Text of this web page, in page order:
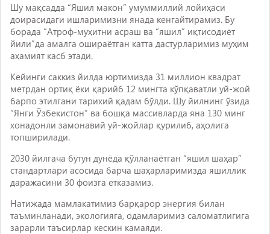
Шу мақсадда “Яшил макон” умуммиллий лойиҳаси
доирасидаги ишларимизни янада кенгайтирамиз. Бу
борада “Атроф-муҳитни асраш ва “яшил” иқтисодиёт
йили”да амалга ошираётган катта дастурларимиз муҳим
аҳамият касб этади.
Кейинги саккиз йилда юртимизда 31 миллион квадрат
метрдан ортиқ ёки қарийб 12 мингта кўпқаватли уй-жой
барпо этилгани тарихий қадам бўлди. Шу йилнинг ўзида
“Янги Ўзбекистон” ва бошқа массивларда яна 130 минг
хонадонли замонавий уй-жойлар қурилиб, аҳолига
топширилади.
2030 йилгача бутун дунёда қўлланаётган “яшил шаҳар”
стандартлари асосида барча шаҳарларимизда яшиллик
даражасини 30 фоизга етказамиз.
Натижада мамлакатимиз барқарор энергия билан
таъминланади, экологияга, одамларимиз саломатлигига
зарарли таъсирлар кескин камаяди.